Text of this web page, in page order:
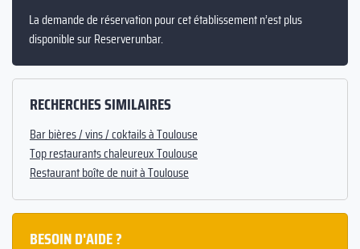
La demande de réservation pour cet établissement n’est plus
disponible sur Reserverunbar.
RECHERCHES SIMILAIRES
Bar bières / vins / coktails à Toulouse
Top restaurants chaleureux Toulouse
Restaurant boîte de nuit à Toulouse
BESOIN D'AIDE ?